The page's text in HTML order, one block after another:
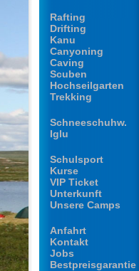
Rafting
Drifting
Kanu
Canyoning
Caving
Scuben
Hochseilgarten
Trekking
Schneeschuhw.
Iglu
Schulsport
Kurse
VIP Ticket
Unterkunft
Unsere Camps
Anfahrt
Kontakt
Jobs
Bestpreisgarantie